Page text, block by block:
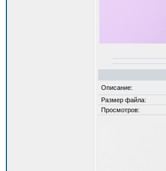
Описание:
Размер файла:
Просмотров: